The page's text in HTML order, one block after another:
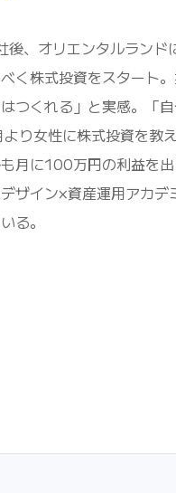
、オリエンタルランド
く株式投資をスタート
つくれる」と実感。「
り女性に株式投資を教
月に100万円の利益を
イン×資産運用アカデ
る。